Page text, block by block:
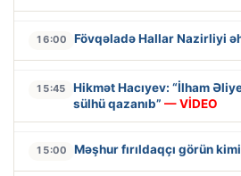
16:00 Fövqəladə Hallar Nazirliyi
15:45
Hikmət Hacıyev: “İlham
sülhü qazanıb” — VİDEO
15:00 Məşhur fırıldaqçı görün